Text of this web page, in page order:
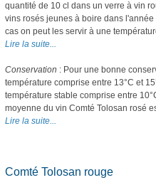
quantité de 10 cl dans un verre à vin
vins rosés jeunes à boire dans
cas on peut les servir à une
Lire la suite...
Conservation : Pour une bonne
température comprise entre 13°C et
température stable comprise entre
moyenne du vin Comté Tolosan rosé
Lire la suite...
Comté Tolosan rouge